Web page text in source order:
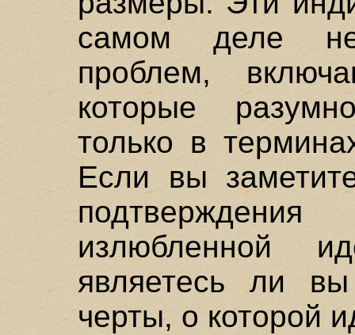
самом деле
проблем,
которые
только в
Если вы
излюбленной
являетесь ли
черты, о которой